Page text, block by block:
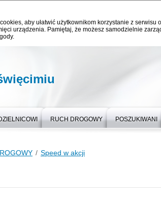
aby ułatwić użytkownikom korzystanie z
urządzenia. Pamiętaj, że możesz samodzielnie
RUCH DROGOWY POSZUKIWANI
Speed w akcji